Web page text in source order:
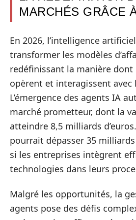
MARCHÉS GRÂCE
En 2026, l’intelligence
transformer les modèles
redéfinissant la manière dont
opèrent et interagissent avec
L’émergence des agents IA
marché prometteur, dont la
atteindre 8,5 milliards
pourrait dépasser 35 milliards
si les entreprises intègrent
technologies dans leurs
Malgré les opportunités, la
agents pose des défis